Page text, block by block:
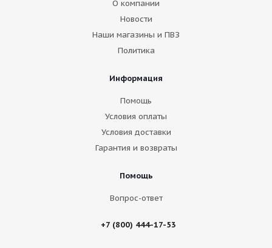
О компании
Новости
Наши магазины и ПВЗ
Политика
Информация
Помощь
Условия оплаты
Условия доставки
Гарантия и возвраты
Помощь
Вопрос-ответ
+7 (800) 444-17-53